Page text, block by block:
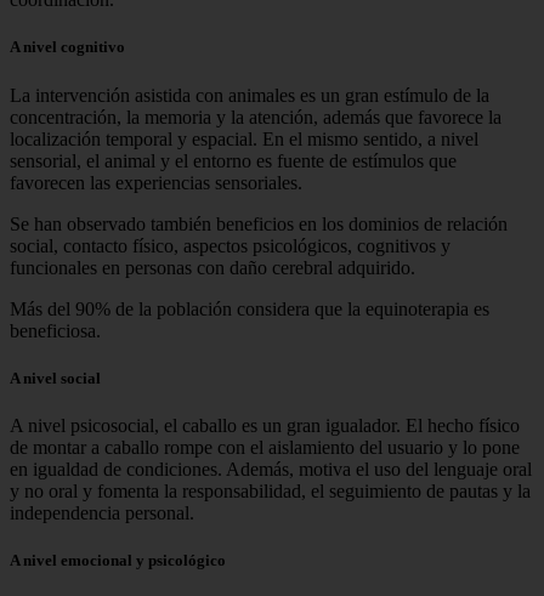
A nivel cognitivo
La intervención asistida con animales es un gran estímulo de la
concentración, la memoria y la atención, además que favorece la
localización temporal y espacial. En el mismo sentido, a nivel
sensorial, el animal y el entorno es fuente de estímulos que
favorecen las experiencias sensoriales.
Se han observado también beneficios en los dominios de relación
social, contacto físico, aspectos psicológicos, cognitivos y
funcionales en personas con daño cerebral adquirido.
Más del 90% de la población considera que la equinoterapia es
beneficiosa.
A nivel social
A nivel psicosocial, el caballo es un gran igualador. El hecho físico
de montar a caballo rompe con el aislamiento del usuario y lo pone
en igualdad de condiciones. Además, motiva el uso del lenguaje oral
y no oral y fomenta la responsabilidad, el seguimiento de pautas y la
independencia personal.
A nivel emocional y psicológico